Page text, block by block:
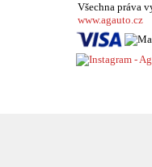
Všechna práva
www.agauto.cz